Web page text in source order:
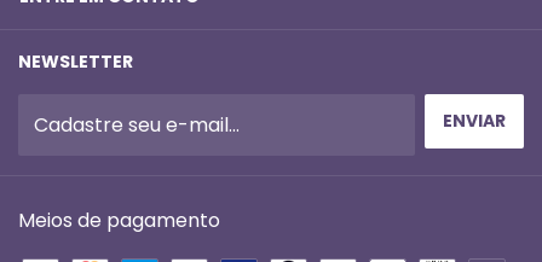
NEWSLETTER
Meios de pagamento